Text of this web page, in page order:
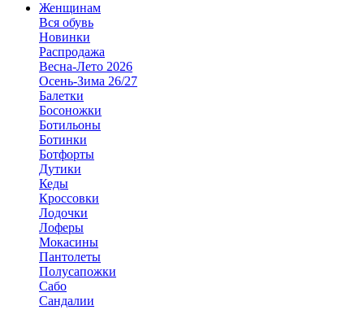
Женщинам
Вся обувь
Новинки
Распродажа
Весна-Лето 2026
Осень-Зима 26/27
Балетки
Босоножки
Ботильоны
Ботинки
Ботфорты
Дутики
Кеды
Кроссовки
Лодочки
Лоферы
Мокасины
Пантолеты
Полусапожки
Сабо
Сандалии